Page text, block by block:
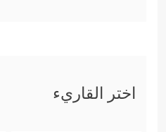
اختر القاريء